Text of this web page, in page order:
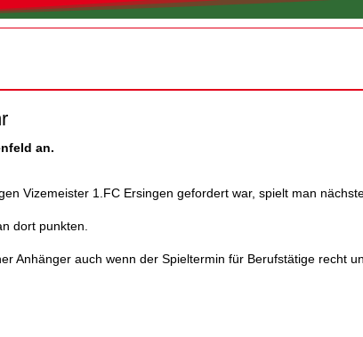
an.
Vizemeister 1.FC Ersingen gefordert war, spielt man
dort punkten.
Anhänger auch wenn der Spieltermin für Berufstätige recht